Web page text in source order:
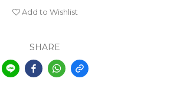
Add to Wishlist
SHARE